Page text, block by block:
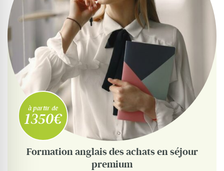
à partir de
1350€
Formation anglais des achats en séjour
premium
partir ? Devis & contact